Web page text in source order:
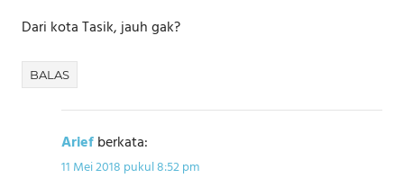
Dari kota Tasik, jauh gak?
BALAS
Ariefberkata:
11 Mei 2018 pukul 8:52 pm